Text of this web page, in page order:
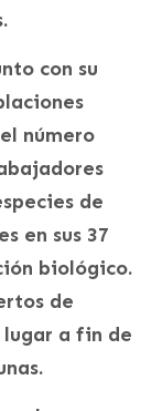
con su
número
de
en sus 37
biológico.
de
a fin de